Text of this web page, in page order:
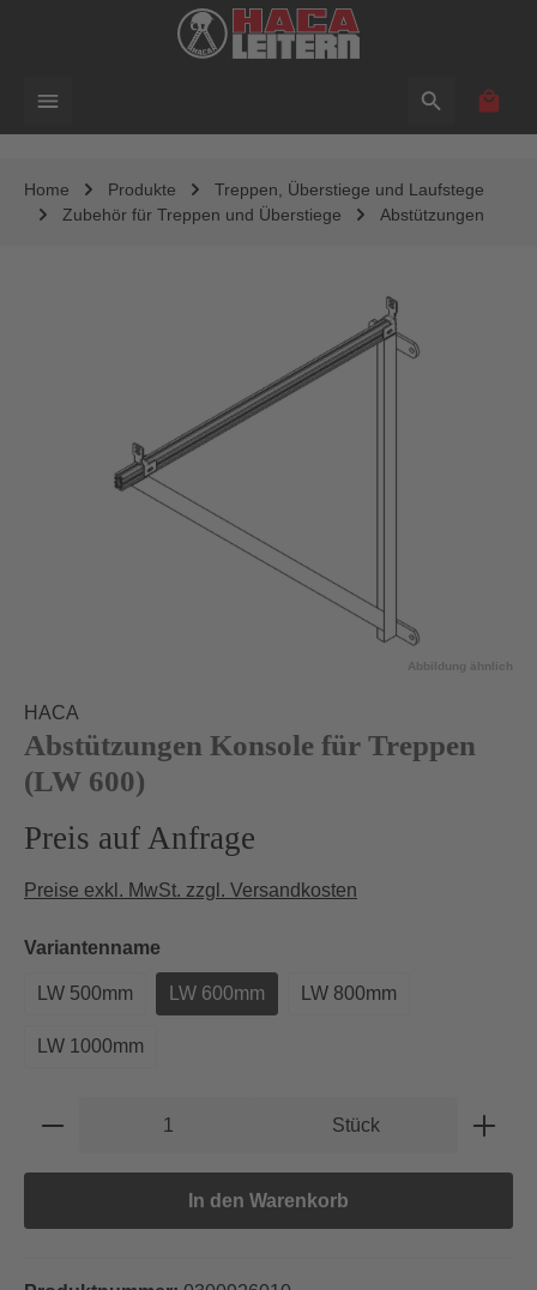
Home Produkte
Treppen, Überstiege und Laufstege
Zubehör für Treppen und Überstiege
Abstützungen
Abbildung ähnlich
HACA
Abstützungen Konsole für Treppen
(LW 600)
Preis auf Anfrage
Preise exkl. MwSt. zzgl. Versandkosten
Variantenname
LW 500mm LW 600mm LW 800mm
LW 1000mm
Produkt Anzahl: Gib den gewünschten
Stück
In den Warenkorb